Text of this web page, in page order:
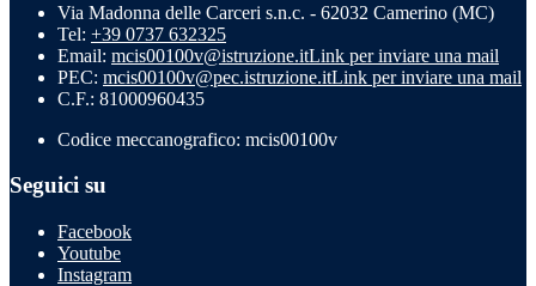
Via Madonna delle Carceri s.n.c. - 62032 Camerino (MC)
Tel: +39 0737 632325
Email: mcis00100v@istruzione.itLink per inviare una mail
PEC: mcis00100v@pec.istruzione.itLink per inviare una mail
C.F.: 81000960435
Codice meccanografico: mcis00100v
Seguici su
Facebook
Youtube
Instagram